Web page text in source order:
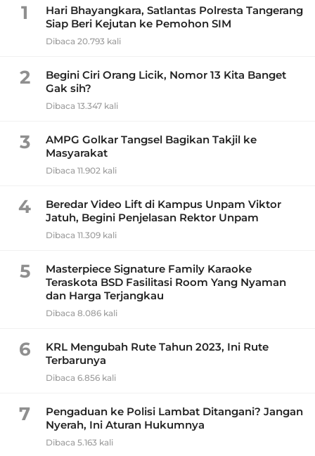
1
Hari Bhayangkara, Satlantas Polresta Tangerang
Siap Beri Kejutan ke Pemohon SIM
Dibaca 20.793 kali
2
Begini Ciri Orang Licik, Nomor 13 Kita Banget
Gak sih?
Dibaca 13.347 kali
3
AMPG Golkar Tangsel Bagikan Takjil ke
Masyarakat
Dibaca 11.902 kali
4
Beredar Video Lift di Kampus Unpam Viktor
Jatuh, Begini Penjelasan Rektor Unpam
Dibaca 11.309 kali
5
Masterpiece Signature Family Karaoke
Teraskota BSD Fasilitasi Room Yang Nyaman
dan Harga Terjangkau
Dibaca 8.086 kali
6
KRL Mengubah Rute Tahun 2023, Ini Rute
Terbarunya
Dibaca 6.856 kali
7
Pengaduan ke Polisi Lambat Ditangani? Jangan
Nyerah, Ini Aturan Hukumnya
Dibaca 5.163 kali